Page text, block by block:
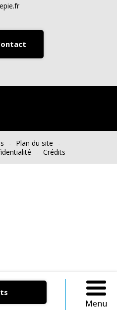
Actualités
Menu
Plan du site
Crédits